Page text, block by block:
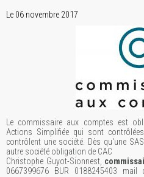
Le 06 novembre 2017
Le commissaire aux comptes est
Actions Simplifiée qui sont
contrôlent une société. Dès qu'une
autre société obligation de CAC
Christophe Guyot-Sionnest,
0667399676 BUR 0188245403 mail